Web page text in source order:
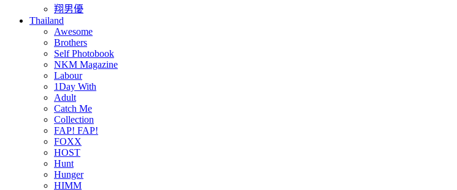
翔男優
Thailand
Awesome
Brothers
Self Photobook
NKM Magazine
Labour
1Day With
Adult
Catch Me
Collection
FAP! FAP!
FOXX
HOST
Hunt
Hunger
HIMM